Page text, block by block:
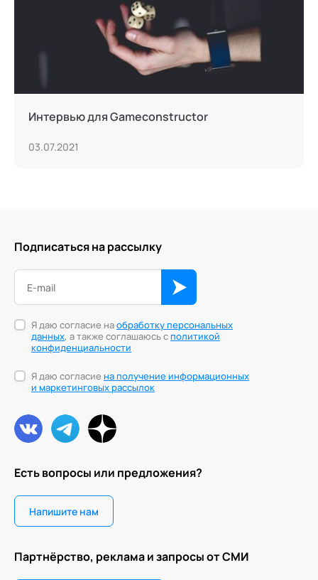
Интервью для Gameconstructor
03.07.2021
Есть вопросы или предложения?
Напишите нам
Партнёрство, реклама и запросы от СМИ
Подписаться на рассылку
Я даю согласие наобработку персональных
данных, а также соглашаюсь сполитикой
конфиденциальности
Я даю согласие на получение информационных
и маркетинговых рассылок